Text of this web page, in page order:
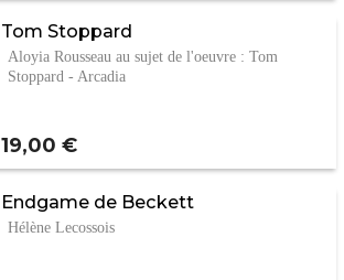
Tom Stoppard
Aloyia Rousseau au sujet de l'oeuvre : Tom
Stoppard - Arcadia
Prix
19,00 €
Endgame de Beckett
Hélène Lecossois